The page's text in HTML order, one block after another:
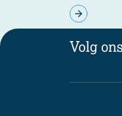
Volg